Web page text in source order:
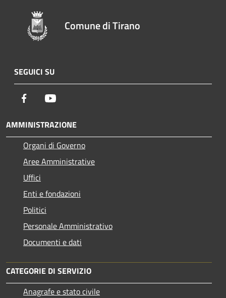
Comune di Tirano
SEGUICI SU
Facebook
AMMINISTRAZIONE
Organi di Governo
Aree Amministrative
Uffici
Enti e fondazioni
Politici
Personale Amministrativo
Documenti e dati
CATEGORIE DI SERVIZIO
Anagrafe e stato civile